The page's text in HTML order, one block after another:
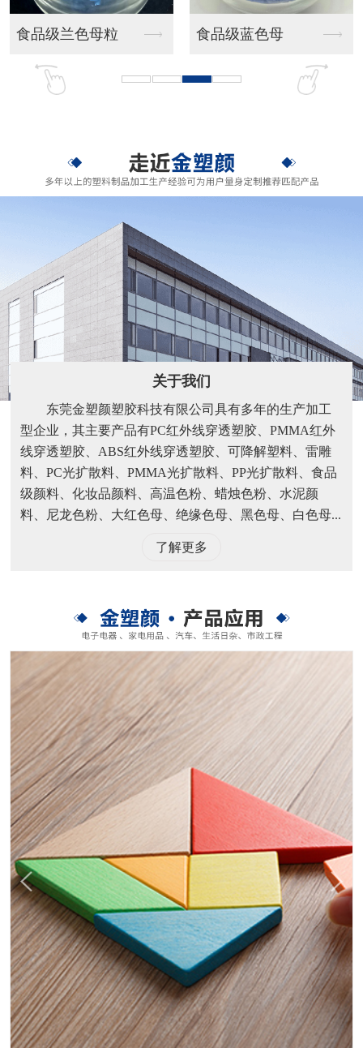
品级蓝色母 无卤黑色母 无
关于我们
东莞金塑颜塑胶科技有限公司具有多年的生产加工
型企业，其主要产品有PC红外线穿透塑胶、PMMA红外
线穿透塑胶、ABS红外线穿透塑胶、可降解塑料、雷雕
料、PC光扩散料、PMMA光扩散料、PP光扩散料、食品
级颜料、化妆品颜料、高温色粉、蜡烛色粉、水泥颜
料、尼龙色粉、大红色母、绝缘色母、黑色母、白色母...
了解更多